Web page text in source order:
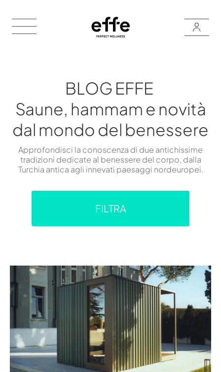
BLOG EFFE
Saune, hammam e novità
dal mondo del benessere
Approfondisci la conoscenza di due antichissime
tradizioni dedicate al benessere del corpo, dalla
Turchia antica agli innevati paesaggi nordeuropei.
FILTRA